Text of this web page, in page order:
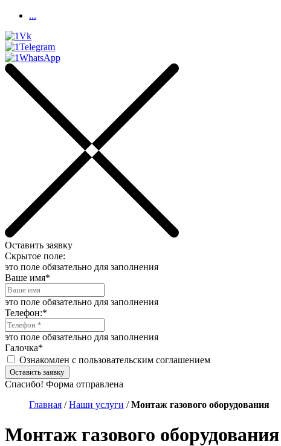
...
Оставить заявку
Скрытое поле:
это поле обязательно для заполнения
Ваше имя*
это поле обязательно для заполнения
Телефон:*
это поле обязательно для заполнения
Галочка*
Ознакомлен с пользовательским соглашением
Оставить заявку
Спасибо! Форма отправлена
Главная /Наши услуги /Монтаж газового оборудования
Монтаж газового оборудования